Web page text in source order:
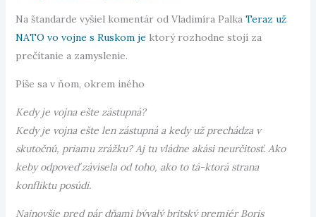
Na štandarde vyšiel komentár od Vladimíra Palka Teraz už
NATO vo vojne s Ruskom jektorý rozhodne stojí za
prečítanie a zamyslenie.
Píše sa v ňom, okrem iného
Kedy je vojna ešte zástupná?
Kedy je vojna ešte len zástupná a kedy už prechádza v
skutočnú, priamu zrážku? Aj tu vládne akási neurčitosť. Ako
keby odpoveď závisela od toho, ako to tá-ktorá strana
konfliktu posúdi.
Najnovšie pred pár dňami bývalý britský premiér Boris